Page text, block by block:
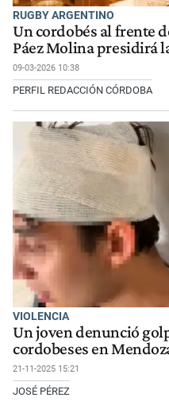
RUGBY ARGENTINO
Un cordobés al frente
Páez Molina presidirá
09-03-2026 10:38
PERFIL REDACCIÓN CÓRDOBA
VIOLENCIA
Un joven denunció
cordobeses en
21-11-2025 15:21
JOSÉ PÉREZ